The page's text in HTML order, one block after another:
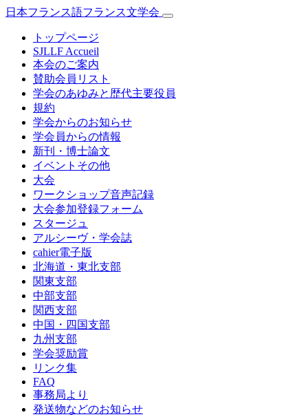
日本フランス語フランス文学会
トップページ
SJLLF Accueil
本会のご案内
賛助会員リスト
学会のあゆみと歴代主要役員
規約
学会からのお知らせ
学会員からの情報
新刊・博士論文
イベントその他
大会
ワークショップ音声記録
大会参加登録フォーム
スタージュ
アルシーヴ・学会誌
cahier電子版
北海道・東北支部
関東支部
中部支部
関西支部
中国・四国支部
九州支部
学会奨励賞
リンク集
FAQ
事務局より
発送物などのお知らせ